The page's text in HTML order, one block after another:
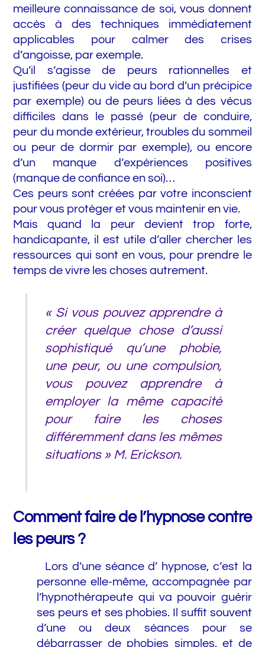
meilleure connaissance de soi, vous donnent
accès à des techniques immédiatement
applicables pour calmer des crises
d’angoisse, par exemple.
Qu’il s’agisse de peurs rationnelles et
justifiées (peur du vide au bord d’un précipice
par exemple) ou de peurs liées à des vécus
difficiles dans le passé (peur de conduire,
peur du monde extérieur, troubles du sommeil
ou peur de dormir par exemple), ou encore
d’un manque d’expériences positives
(manque de confiance en soi)…
Ces peurs sont créées par votre inconscient
pour vous protéger et vous maintenir en vie.
Mais quand la peur devient trop forte,
handicapante, il est utile d’aller chercher les
ressources qui sont en vous, pour prendre le
temps de vivre les choses autrement.
« Si vous pouvez apprendre à
créer quelque chose d’aussi
sophistiqué qu’une phobie,
une peur, ou une compulsion,
vous pouvez apprendre à
employer la même capacité
pour faire les choses
différemment dans les mêmes
situations » M. Erickson.
Comment faire de l’hypnose contre
les peurs ?
Lors d’une séance d’ hypnose, c’est la
personne elle-même, accompagnée par
l’hypnothérapeute qui va pouvoir guérir
ses peurs et ses phobies. Il suffit souvent
d’une ou deux séances pour se
débarrasser de phobies simples, et de